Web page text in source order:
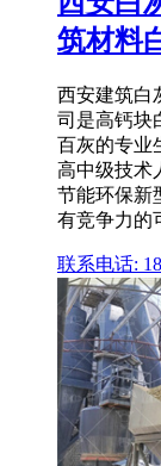
筑材料
西安建筑白
司是高钙块
百灰的专业
高中级技术
节能环保新
有竞争力的
联系电话: